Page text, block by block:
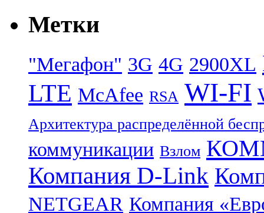
Метки
"Мегафон" 3G 4G 2900XL
LTE McAfee RSA WI-FI
Архитектура распределённой
коммуникации Взлом
Компания D-Link
NETGEAR Компания